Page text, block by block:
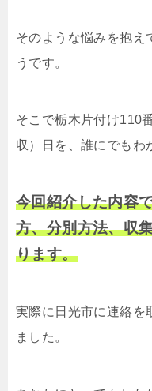
そのような悩みを抱え
うです。
そこで栃木片付け110
収）日を、誰にでもわ
今回紹介した内容
方、分別方法、収
ります。
実際に日光市に連絡を
ました。